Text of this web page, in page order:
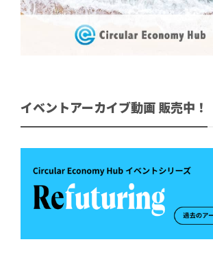
イベントアーカイブ動画 販売中！